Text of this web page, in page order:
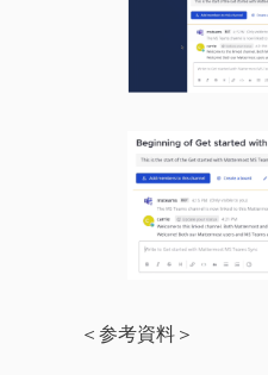
＜参考資料＞